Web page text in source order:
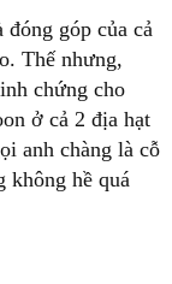
đóng góp của cả
Thế nhưng,
chứng cho
ở cả 2 địa hạt
anh chàng là cỗ
không hề quá